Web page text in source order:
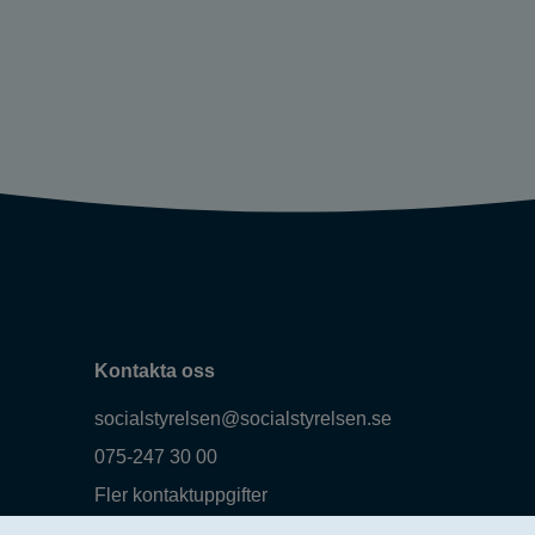
Kontakta oss
socialstyrelsen@socialstyrelsen.se
075-247 30 00
Fler kontaktuppgifter